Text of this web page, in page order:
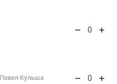
0
Павел Кульша 0